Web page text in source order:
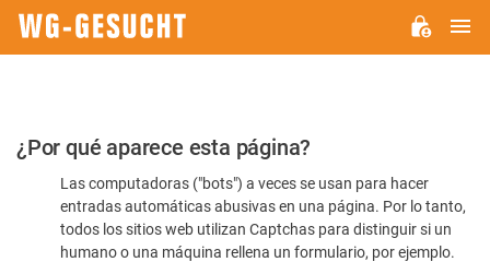
Por
favor,
confirme
¿Por qué aparece esta página?
Las computadoras ("bots") a veces se usan para hacer
entradas automáticas abusivas en una página. Por lo tanto,
todos los sitios web utilizan Captchas para distinguir si un
humano o una máquina rellena un formulario, por ejemplo.